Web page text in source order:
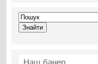
Наш банер